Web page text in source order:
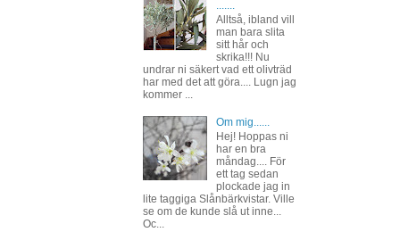
Alltså, ibland vill
man bara slita
sitt hår och
skrika!!! Nu
undrar ni säkert vad ett olivträd
har med det att göra.... Lugn jag
kommer ...
Om mig......
Hej! Hoppas ni
har en bra
måndag.... För
ett tag sedan
plockade jag in
lite taggiga Slånbärkvistar. Ville
se om de kunde slå ut inne...
Oc...